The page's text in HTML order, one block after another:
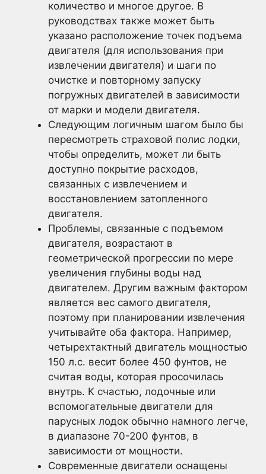
количество и многое другое. В
руководствах также может быть
указано расположение точек подъема
двигателя (для использования при
извлечении двигателя) и шаги по
очистке и повторному запуску
погружных двигателей в зависимости
от марки и модели двигателя.
Следующим логичным шагом было бы
пересмотреть страховой полис лодки,
чтобы определить, может ли быть
доступно покрытие расходов,
связанных с извлечением и
восстановлением затопленного
двигателя.
Проблемы, связанные с подъемом
двигателя, возрастают в
геометрической прогрессии по мере
увеличения глубины воды над
двигателем. Другим важным фактором
является вес самого двигателя,
поэтому при планировании извлечения
учитывайте оба фактора. Например,
четырехтактный двигатель мощностью
150 л.с. весит более 450 фунтов, не
считая воды, которая просочилась
внутрь. К счастью, лодочные или
вспомогательные двигатели для
парусных лодок обычно намного легче,
в диапазоне 70-200 фунтов, в
зависимости от мощности.
Современные двигатели оснащены